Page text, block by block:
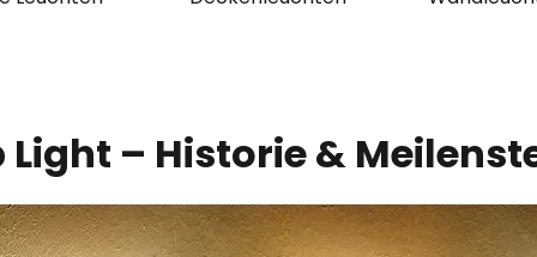
Light – Historie &